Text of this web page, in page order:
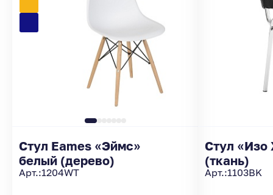
Стул Eames «Эймс»
белый (дерево)
Арт.:1204WT
Стул «Изо
(ткань)
Арт.:1103BK